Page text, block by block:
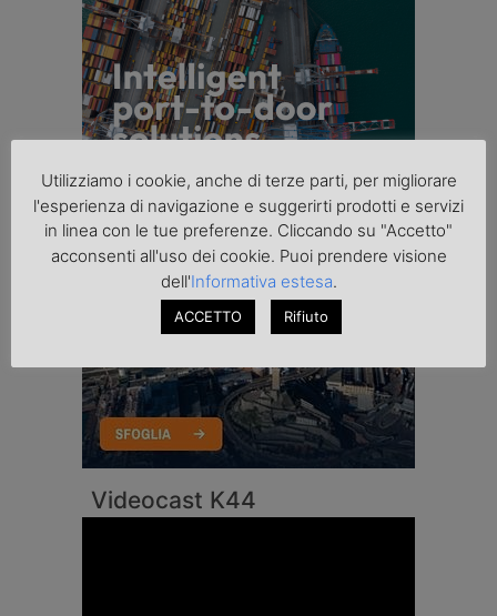
Videocast K44
Utilizziamo i cookie, anche di terze parti, per migliorare
l'esperienza di navigazione e suggerirti prodotti e servizi
in linea con le tue preferenze. Cliccando su "Accetto"
acconsenti all'uso dei cookie. Puoi prendere visione
dell'Informativa estesa.
ACCETTO Rifiuto